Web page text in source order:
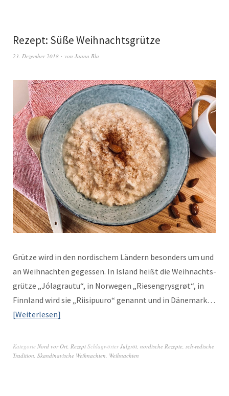
Rezept: Süße Weihnachtsgrütze
23. Dezember 2018 von Jaana Bla
Grütze wird in den nordis­chem Län­dern beson­ders um und
an Wei­h­nacht­en gegessen. In Island heißt die Wei­h­nachts­
grütze „Jóla­grautu“, in Nor­we­gen „Riesen­grys­grøt“, in
Finn­land wird sie „Riisipu­uro“ genan­nt und in Däne­mark…
Weit­er­lesen
Kategorie Nord vor Ort Rezept SchlagwörterJulgröt nordische Rezepte schwedische
Tradition Skandinavische Weihnachten Weihnachten